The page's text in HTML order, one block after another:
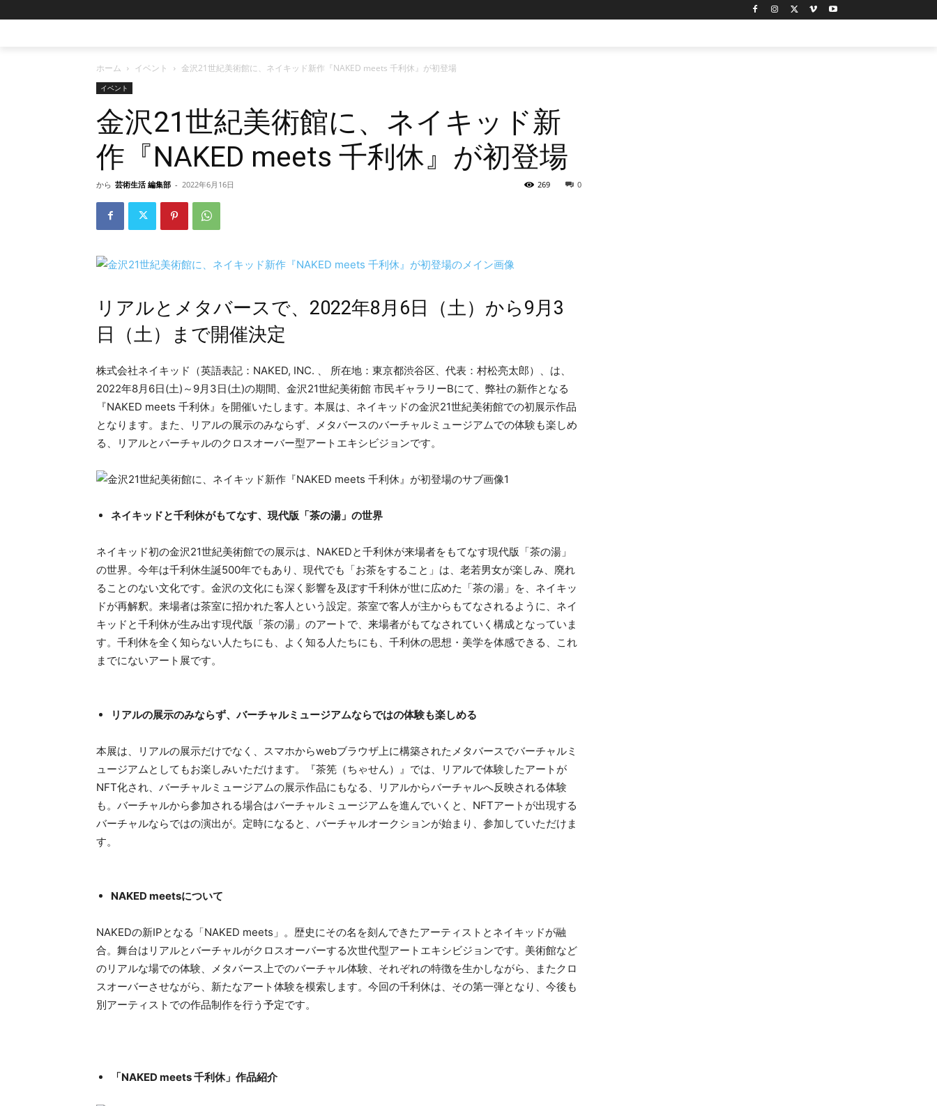
ホーム イベント 金沢21世紀美術館に、ネイキッド新作『NAKED meets 千利休』が初登場
イベント
金沢21世紀美術館に、ネイキッド新
作『NAKED meets 千利休』が初登場
から 芸術生活 編集部 - 2022年6月16日 0
269
リアルとメタバースで、2022年8月6日（土）から9月3
日（土）まで開催決定
株式会社ネイキッド（英語表記：NAKED, INC. 、 所在地：東京都渋谷区、代表：村松亮太郎）、は、
2022年8月6日(土)～9月3日(土)の期間、金沢21世紀美術館 市民ギャラリーBにて、弊社の新作となる
『NAKED meets 千利休』を開催いたします。本展は、ネイキッドの金沢21世紀美術館での初展示作品
となります。また、リアルの展示のみならず、メタバースのバーチャルミュージアムでの体験も楽しめ
る、リアルとバーチャルのクロスオーバー型アートエキシビジョンです。
ネイキッドと千利休がもてなす、現代版「茶の湯」の世界
ネイキッド初の金沢21世紀美術館での展示は、NAKEDと千利休が来場者をもてなす現代版「茶の湯」
の世界。今年は千利休生誕500年でもあり、現代でも「お茶をすること」は、老若男女が楽しみ、廃れ
ることのない文化です。金沢の文化にも深く影響を及ぼす千利休が世に広めた「茶の湯」を、ネイキッ
ドが再解釈。来場者は茶室に招かれた客人という設定。茶室で客人が主からもてなされるように、ネイ
キッドと千利休が生み出す現代版「茶の湯」のアートで、来場者がもてなされていく構成となっていま
す。千利休を全く知らない人たちにも、よく知る人たちにも、千利休の思想・美学を体感できる、これ
までにないアート展です。
リアルの展示のみならず、バーチャルミュージアムならではの体験も楽しめる
本展は、リアルの展示だけでなく、スマホからwebブラウザ上に構築されたメタバースでバーチャルミ
ュージアムとしてもお楽しみいただけます。『茶筅（ちゃせん）』では、リアルで体験したアートが
NFT化され、バーチャルミュージアムの展示作品にもなる、リアルからバーチャルへ反映される体験
も。バーチャルから参加される場合はバーチャルミュージアムを進んでいくと、NFTアートが出現する
バーチャルならではの演出が。定時になると、バーチャルオークションが始まり、参加していただけま
す。
NAKED meetsについて
NAKEDの新IPとなる「NAKED meets」。歴史にその名を刻んできたアーティストとネイキッドが融
合。舞台はリアルとバーチャルがクロスオーバーする次世代型アートエキシビジョンです。美術館など
のリアルな場での体験、メタバース上でのバーチャル体験、それぞれの特徴を生かしながら、またクロ
スオーバーさせながら、新たなアート体験を模索します。今回の千利休は、その第一弾となり、今後も
別アーティストでの作品制作を行う予定です。
「NAKED meets 千利休」作品紹介